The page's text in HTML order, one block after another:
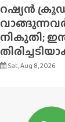
റഷ്യൻ
നികുതി;
Sat, Aug 8, 2026